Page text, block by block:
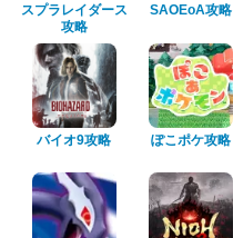
スプラレイダース
攻略
SAOEoA攻略
バイオ9攻略 ぽこポケ攻略